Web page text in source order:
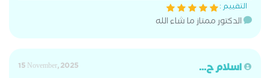
التقييم :
الدكتور ممتاز ما شاء الله
اسلام ح...
15 November, 2025